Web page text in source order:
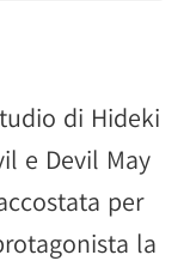
di Hideki
e Devil May
per
la